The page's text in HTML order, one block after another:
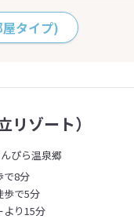
タイプ)
ゾート）
ぴら温泉郷
で8分
歩で5分
より15分